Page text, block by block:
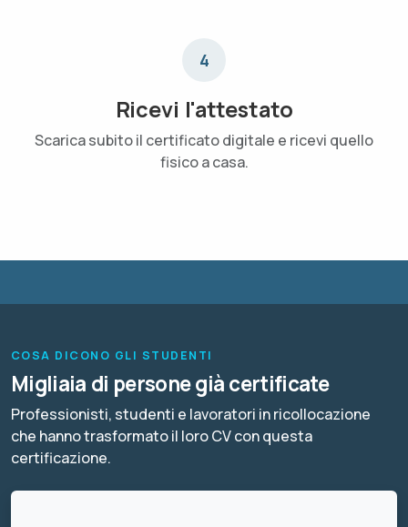
4
Ricevi l'attestato
Scarica subito il certificato digitale e ricevi quello
fisico a casa.
COSA DICONO GLI STUDENTI
Migliaia di persone già certificate
Professionisti, studenti e lavoratori in ricollocazione
che hanno trasformato il loro CV con questa
certificazione.